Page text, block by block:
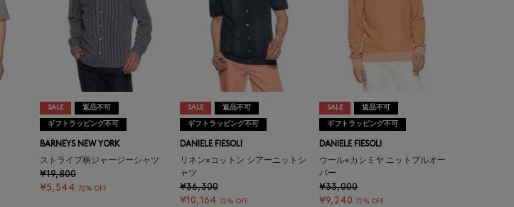
SALE 返品不可
ギフトラッピング不可
BARNEYS NEW YORK
ストライプ柄ジャージーシャツ
¥19,800
¥5,544 72% OFF
SALE 返品不可
ギフトラッピング不可
DANIELE FIESOLI
リネン×コットン シアーニットシ
ャツ
¥36,300
¥10,164 72% OFF
SALE 返品不可
ギフトラッピング不可
DANIELE FIESOLI
ウール×カシミヤ ニットプルオー
バー
¥33,000
¥9,240 72% OFF